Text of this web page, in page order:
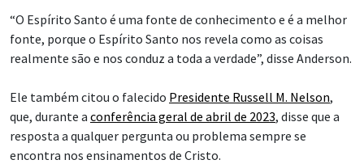
“O Espírito Santo é uma fonte de conhecimento e é a melhor
fonte, porque o Espírito Santo nos revela como as coisas
realmente são e nos conduz a toda a verdade”, disse Anderson.
Ele também citou o falecido Presidente Russell M. Nelson,
que, durante a conferência geral de abril de 2023, disse que a
resposta a qualquer pergunta ou problema sempre se
encontra nos ensinamentos de Cristo.